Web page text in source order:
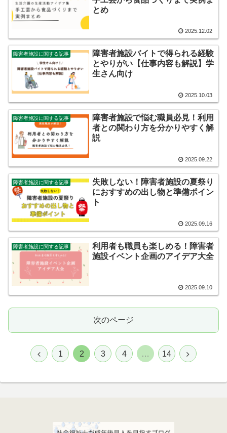
とめ
2025.12.02
障害者施設に関する記事
障害者施設バイトで得られる経験
とやりがい【仕事内容も解説】学
生さん向け
2025.10.03
障害者施設に関する記事
障害者施設で悩む職員必見！利用
者との関わり方を分かりやすく解
説
2025.09.22
障害者施設に関する記事
失敗しない！障害者施設の夏祭り
におすすめの出し物と準備ポイン
ト
2025.09.16
障害者施設に関する記事
利用者も職員も楽しめる！障害者
施設イベント企画のアイデア大全
2025.09.10
次のページ
1 2 3 4 … 14